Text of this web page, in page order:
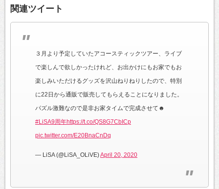
関連ツイート
３月より予定していたアコースティックツアー、ライブ
で楽しんで欲しかったけれど、お出かけにもお家でもお
楽しみいただけるグッズを沢山ねりねりしたので、特別
に22日から通販で販売してもらえることになりました。
パズル激難なので是非お家タイムで完成させて☻
#LiSA9周年https://t.co/QS8G7CbICp
pic.twitter.com/E20BnaCnDq
— LiSA (@LiSA_OLiVE)April 20, 2020